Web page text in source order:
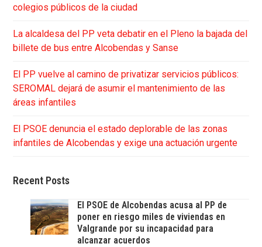
colegios públicos de la ciudad
La alcaldesa del PP veta debatir en el Pleno la bajada del
billete de bus entre Alcobendas y Sanse
El PP vuelve al camino de privatizar servicios públicos:
SEROMAL dejará de asumir el mantenimiento de las
áreas infantiles
El PSOE denuncia el estado deplorable de las zonas
infantiles de Alcobendas y exige una actuación urgente
Recent Posts
El PSOE de Alcobendas acusa al PP de
poner en riesgo miles de viviendas en
Valgrande por su incapacidad para
alcanzar acuerdos